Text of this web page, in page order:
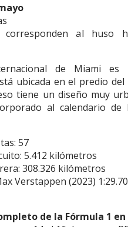
al huso
de Miami es
ubicada en el predio del
tiene un diseño muy
al calendario de
57
5.412 kilómetros
308.326 kilómetros
Verstappen (2023)
de la Fórmula 1 en